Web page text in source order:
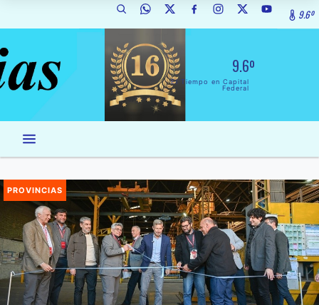
9.6º
9.6º
El Tiempo en Capital
Federal
PROVINCIAS